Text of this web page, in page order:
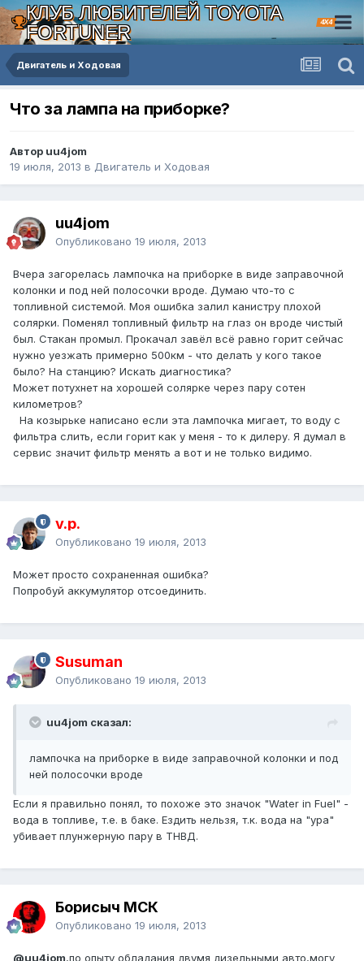
КЛУБ ЛЮБИТЕЛЕЙ TOYOTA
FORTUNER
4X4
Двигатель и Ходовая
Что за лампа на приборке?
Автор uu4jom
19 июля, 2013 в Двигатель и Ходовая
uu4jom
Опубликовано 19 июля, 2013
Вчера загорелась лампочка на приборке в виде заправочной
колонки и под ней полосочки вроде. Думаю что-то с
топливной системой. Моя ошибка залил канистру плохой
солярки. Поменял топливный фильтр на глаз он вроде чистый
был. Стакан промыл. Прокачал завёл всё равно горит сейчас
нужно уезжать примерно 500км - что делать у кого такое
было? На станцию? Искать диагностика?
Может потухнет на хорошей солярке через пару сотен
километров?
На козырьке написано если эта лампочка мигает, то воду с
фильтра слить, если горит как у меня - то к дилеру. Я думал в
сервис значит фильтр менять а вот и не только видимо.
v.p.
Опубликовано 19 июля, 2013
Может просто сохраненная ошибка?
Попробуй аккумулятор отсоединить.
Susuman
Опубликовано 19 июля, 2013
uu4jom сказал:
лампочка на приборке в виде заправочной колонки и под
ней полосочки вроде
Если я правильно понял, то похоже это значок "Water in Fuel" -
вода в топливе, т.е. в баке. Ездить нельзя, т.к. вода на "ура"
убивает плунжерную пару в ТНВД.
Борисыч МСК
Опубликовано 19 июля, 2013
@uu4jom,по опыту обладания двумя дизельными авто,могу